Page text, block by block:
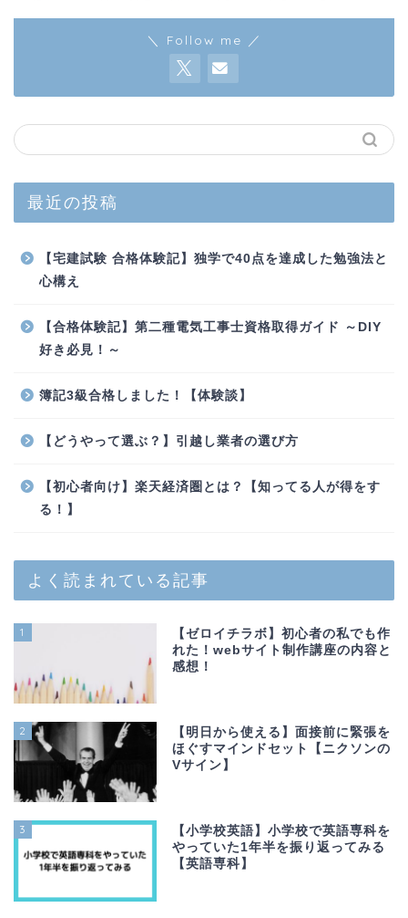
＼ Follow me ／
最近の投稿
【宅建試験 合格体験記】独学で40点を達成した勉強法と
心構え
【合格体験記】第二種電気工事士資格取得ガイド ～DIY
好き必見！～
簿記3級合格しました！【体験談】
【どうやって選ぶ？】引越し業者の選び方
【初心者向け】楽天経済圏とは？【知ってる人が得をす
る！】
よく読まれている記事
1
【ゼロイチラボ】初心者の私でも作
れた！webサイト制作講座の内容と
感想！
2
【明日から使える】面接前に緊張を
ほぐすマインドセット【ニクソンの
Vサイン】
3
【小学校英語】小学校で英語専科を
やっていた1年半を振り返ってみる
【英語専科】